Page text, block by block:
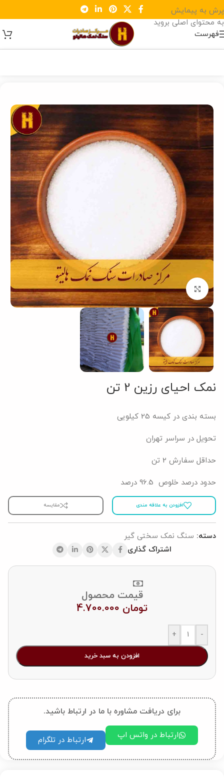
پرش به پیمایش
به محتوای اصلی بروید
فهرست
بزرگنمایی تصویر
نمک احیای رزین 2 تن
بسته بندی در کیسه 25 کیلویی
تحویل در سراسر تهران
حداقل سفارش 2 تن
حدود درصد خلوص 96.5 درصد
افزودن به علاقه مندی مقایسه
دسته: سنگ نمک سختی گیر
اشتراک گذاری
قیمت محصول
تومان
-
+
افزودن به سبد خرید
برای دریافت مشاوره با ما در ارتباط باشید.
ارتباط در واتس اپ ارتباط در تلگرام